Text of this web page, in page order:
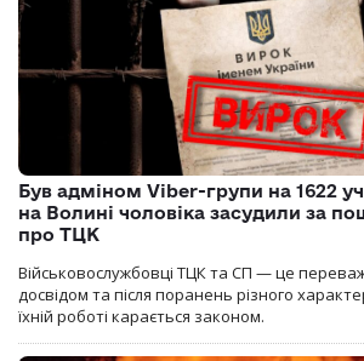
Був адміном Viber-групи на 1622
на Волині чоловіка засудили за
про ТЦК
Військовослужбовці ТЦК та СП — це
досвідом та після поранень різного
їхній роботі карається законом.